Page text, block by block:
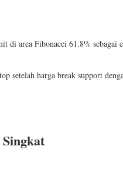
di area Fibonacci 61.8% sebagai
setelah harga break support